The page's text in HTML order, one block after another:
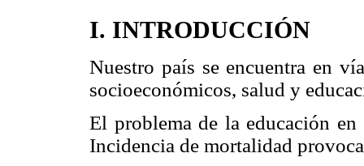
I. INTRODUCCIÓN
Nuestro país se encuentra en
socioeconómicos, salud y
El problema de la educación
Incidencia de mortalidad